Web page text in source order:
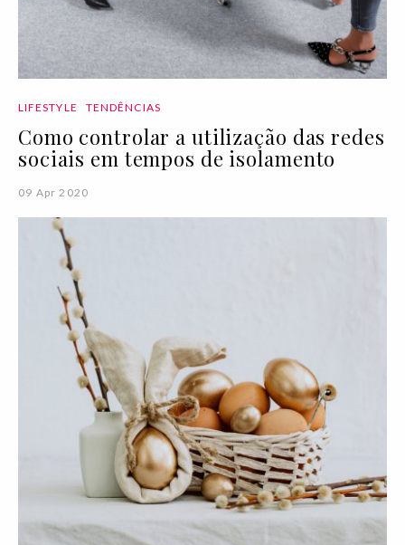
LIFESTYLE TENDÊNCIAS
Como controlar a utilização das redes
sociais em tempos de isolamento
09 Apr 2020